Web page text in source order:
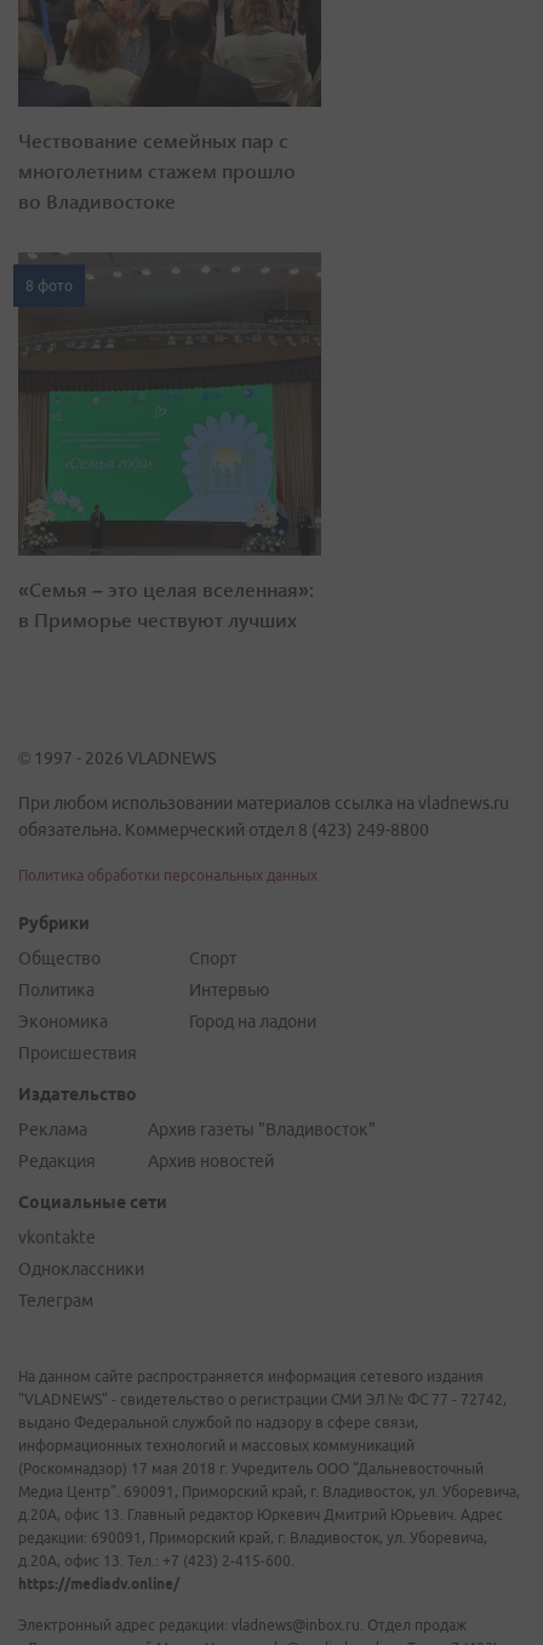
Чествование семейных пар с
многолетним стажем прошло
во Владивостоке
8 фото
«Семья – это целая вселенная»:
в Приморье чествуют лучших
© 1997 - 2026 VLADNEWS
При любом использовании материалов ссылка на vladnews.ru
обязательна. Коммерческий отдел 8 (423) 249-8800
Политика обработки персональных данных
Рубрики
Общество
Политика
Экономика
Происшествия
Спорт
Интервью
Город на ладони
Издательство
Реклама
Редакция
Архив газеты "Владивосток"
Архив новостей
Социальные сети
vkontakte
Одноклассники
Телеграм
На данном сайте распространяется информация сетевого издания
"VLADNEWS" - свидетельство о регистрации СМИ ЭЛ № ФС 77 - 72742,
выдано Федеральной службой по надзору в сфере связи,
информационных технологий и массовых коммуникаций
(Роскомнадзор) 17 мая 2018 г. Учредитель ООО "Дальневосточный
Медиа Центр". 690091, Приморский край, г. Владивосток, ул. Уборевича,
д.20А, офис 13. Главный редактор Юркевич Дмитрий Юрьевич. Адрес
редакции: 690091, Приморский край, г. Владивосток, ул. Уборевича,
д.20А, офис 13. Тел.: +7 (423) 2-415-600.
https://mediadv.online/
Электронный адрес редакции: vladnews@inbox.ru. Отдел продаж